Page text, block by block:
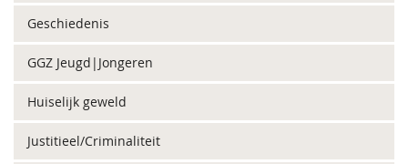
Geschiedenis
GGZ Jeugd|Jongeren
Huiselijk geweld
Justitieel/Criminaliteit